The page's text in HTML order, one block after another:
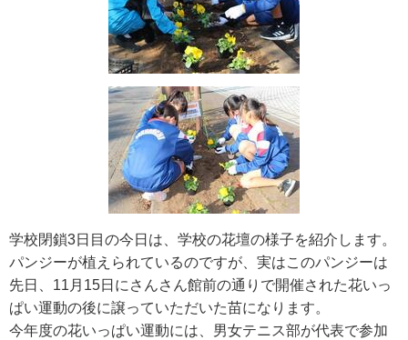
学校閉鎖3日目の今日は、学校の花壇の様子を紹介します。
パンジーが植えられているのですが、実はこのパンジーは
先日、11月15日にさんさん館前の通りで開催された花いっ
ぱい運動の後に譲っていただいた苗になります。
今年度の花いっぱい運動には、男女テニス部が代表で参加